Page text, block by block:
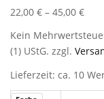
22,00 € – 45,00 €
Kein
(1) UStG. zzgl.
Lieferzeit: ca. 10